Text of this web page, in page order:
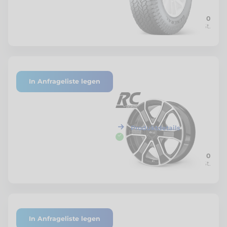
CHF 289.00
Netto zzgl. MwSt.
339233
RC-DesignAlufelge RC31
Schwarz Glanz 8x18, ET30,
6x114.3
Produktdetails
bestellbar
CHF 390.00
Netto zzgl. MwSt.
In Anfrageliste legen
In Anfrageliste legen